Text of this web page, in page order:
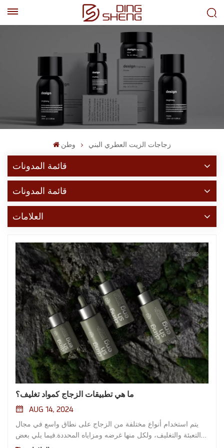
وطن زجاجات الزيت العطري البني
قائمة المدونات
قائمة المدونات
العلامات
ما هي تطبيقات الزجاج كمواد تغليف؟
AUG 14, 2024
يتم استخدام أنواع مختلفة من الزجاج على نطاق واسع في مجال
التعبئة والتغليف، ولكل منها غرضه ومزاياه المحددة.فيما يلي بعض
أنواع الزجاج الشائعة المستخدمة في التغليف:1. زجاج الكالسيوم